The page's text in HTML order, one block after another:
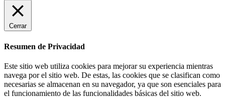
Cerrar
Resumen de Privacidad
Este sitio web utiliza cookies para mejorar su experiencia mientras
navega por el sitio web. De estas, las cookies que se clasifican como
necesarias se almacenan en su navegador, ya que son esenciales para
el funcionamiento de las funcionalidades básicas del sitio web.